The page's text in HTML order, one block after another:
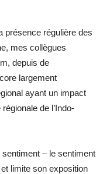
présence régulière des
mes collègues
depuis de
largement
ayant un impact
de l’Indo-
– le sentiment
limite son exposition